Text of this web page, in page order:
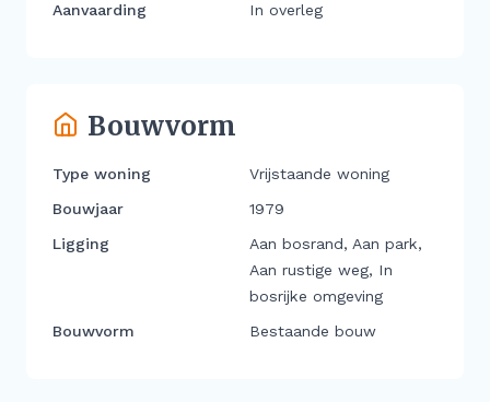
Aanvaarding
In overleg
Bouwvorm
Type woning
Vrijstaande woning
Bouwjaar
1979
Ligging
Aan bosrand, Aan park,
Aan rustige weg, In
bosrijke omgeving
Bouwvorm
Bestaande bouw